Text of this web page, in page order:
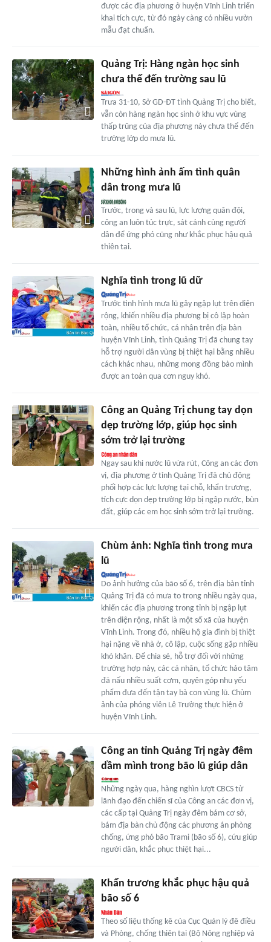
được các địa phương ở huyện Vĩnh Linh triển
khai tích cực, từ đó ngày càng có nhiều vườn
mẫu đạt chuẩn.
Quảng Trị: Hàng ngàn học sinh
chưa thể đến trường sau lũ
Trưa 31-10, Sở GD-ĐT tỉnh Quảng Trị cho biết,
vẫn còn hàng ngàn học sinh ở khu vực vùng
thấp trũng của địa phương này chưa thể đến
trường lớp do mưa lũ.
Những hình ảnh ấm tình quân
dân trong mưa lũ
Trước, trong và sau lũ, lực lượng quân đội,
công an luôn túc trực, sát cánh cùng người
dân để ứng phó cũng như khắc phục hậu quả
thiên tai.
Nghĩa tình trong lũ dữ
Trước tình hình mưa lũ gây ngập lụt trên diện
rộng, khiến nhiều địa phương bị cô lập hoàn
toàn, nhiều tổ chức, cá nhân trên địa bàn
huyện Vĩnh Linh, tỉnh Quảng Trị đã chung tay
hỗ trợ người dân vùng bị thiệt hại bằng nhiều
cách khác nhau, những mong đồng bào mình
được an toàn qua cơn nguy khó.
Công an Quảng Trị chung tay dọn
dẹp trường lớp, giúp học sinh
sớm trở lại trường
Ngay sau khi nước lũ vừa rút, Công an các đơn
vị, địa phương ở tỉnh Quảng Trị đã chủ động
phối hợp các lực lượng tại chỗ, khẩn trương,
tích cực dọn dẹp trường lớp bị ngập nước, bùn
đất, giúp các em học sinh sớm trở lại trường.
Chùm ảnh: Nghĩa tình trong mưa
lũ
Do ảnh hưởng của bão số 6, trên địa bàn tỉnh
Quảng Trị đã có mưa to trong nhiều ngày qua,
khiến các địa phương trong tỉnh bị ngập lụt
trên diện rộng, nhất là một số xã của huyện
Vĩnh Linh. Trong đó, nhiều hộ gia đình bị thiệt
hại nặng về nhà ở, cô lập, cuộc sống gặp nhiều
khó khăn. Để chia sẻ, hỗ trợ đối với những
trường hợp này, các cá nhân, tổ chức hảo tâm
đã nấu nhiều suất cơm, quyên góp nhu yếu
phẩm đưa đến tận tay bà con vùng lũ. Chùm
ảnh của phóng viên Lê Trường thực hiện ở
huyện Vĩnh Linh.
Công an tỉnh Quảng Trị ngày đêm
dầm mình trong bão lũ giúp dân
Những ngày qua, hàng nghìn lượt CBCS từ
lãnh đạo đến chiến sĩ của Công an các đơn vị,
các cấp tại Quảng Trị ngày đêm bám cơ sở,
bám địa bàn chủ động các phương án phòng
chống, ứng phó bão Trami (bão số 6), cứu giúp
người dân, khắc phục thiệt hại...
Khẩn trương khắc phục hậu quả
bão số 6
Theo số liệu thống kê của Cục Quản lý đê điều
và Phòng, chống thiên tai (Bộ Nông nghiệp và